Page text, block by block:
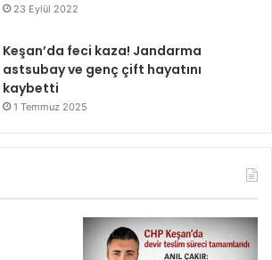
23 Eylül 2022
Keşan’da feci kaza! Jandarma
astsubay ve genç çift hayatını
kaybetti
1 Temmuz 2025